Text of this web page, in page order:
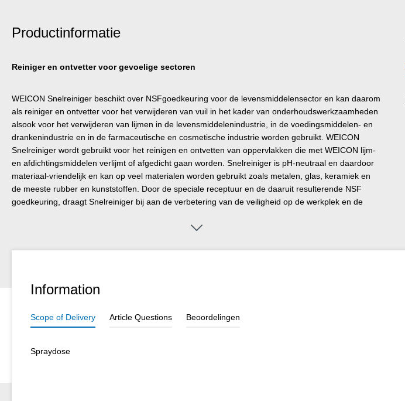
Productinformatie
Reiniger en ontvetter voor gevoelige sectoren
WEICON Snelreiniger beschikt over NSFgoedkeuring voor de levensmiddelensector en kan daarom
als reiniger en ontvetter voor het verwijderen van vuil in het kader van onderhoudswerkzaamheden
alsook voor het verwijderen van lijmen in de levensmiddelenindustrie, in de voedingsmiddelen- en
drankenindustrie en in de farmaceutische en cosmetische industrie worden gebruikt. WEICON
Snelreiniger wordt gebruikt voor het reinigen en ontvetten van oppervlakken die met WEICON lijm-
en afdichtingsmiddelen verlijmt of afgedicht gaan worden. Snelreiniger is pH-neutraal en daardoor
materiaal-vriendelijk en kan op veel materialen worden gebruikt zoals metalen, glas, keramiek en
de meeste rubber en kunststoffen. Door de speciale receptuur en de daaruit resulterende NSF
goedkeuring, draagt Snelreiniger bij aan de verbetering van de veiligheid op de werkplek en de
Information
Scope of Delivery Article Questions Beoordelingen
Spraydose